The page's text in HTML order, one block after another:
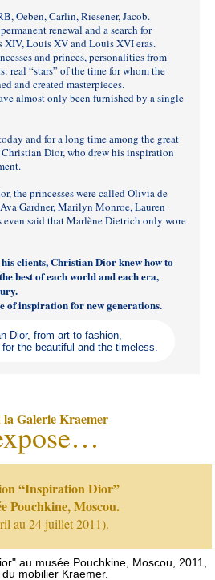
Oeben, Carlin, Riesener, Jacob.
renewal and a search for
Louis XV and Louis XVI eras.
and princes, personalities from
real “stars” of the time for whom the
and created masterpieces.
almost only been furnished by a single
and for a long time among the great
Dior, who drew his inspiration
the princesses were called Olivia de
Gardner, Marilyn Monroe, Lauren
said that Marlène Dietrich only wore
clients, Christian Dior knew how to
best of each world and each era,
of inspiration for new generations.
Dior, from art to fashion,
the beautiful and the timeless.
Galerie Kraemer
“Inspiration Dior”
Pouchkine, Moscou.
au 24 juillet 2011).